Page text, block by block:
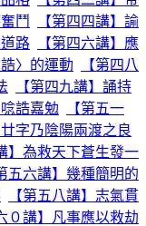
鬥
【第四四講】諭
路
【第四六講】應
〉的運動
【第四八
【第四九講】誦持
誥嘉勉
【第五一
廿字乃陰陽兩渡之良
】為救天下蒼生發一
五六講】幾種簡明的
【第五八講】志氣貫
０講】凡事應以救劫